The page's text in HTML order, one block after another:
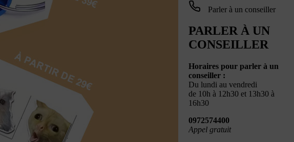
Parler à un conseiller
PARLER À UN
CONSEILLER
Horaires pour parler à un
conseiller :
Du lundi au vendredi
de 10h à 12h30 et 13h30 à
16h30
0972574400
Appel gratuit